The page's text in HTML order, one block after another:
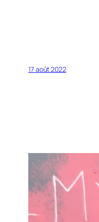
17 août 2022